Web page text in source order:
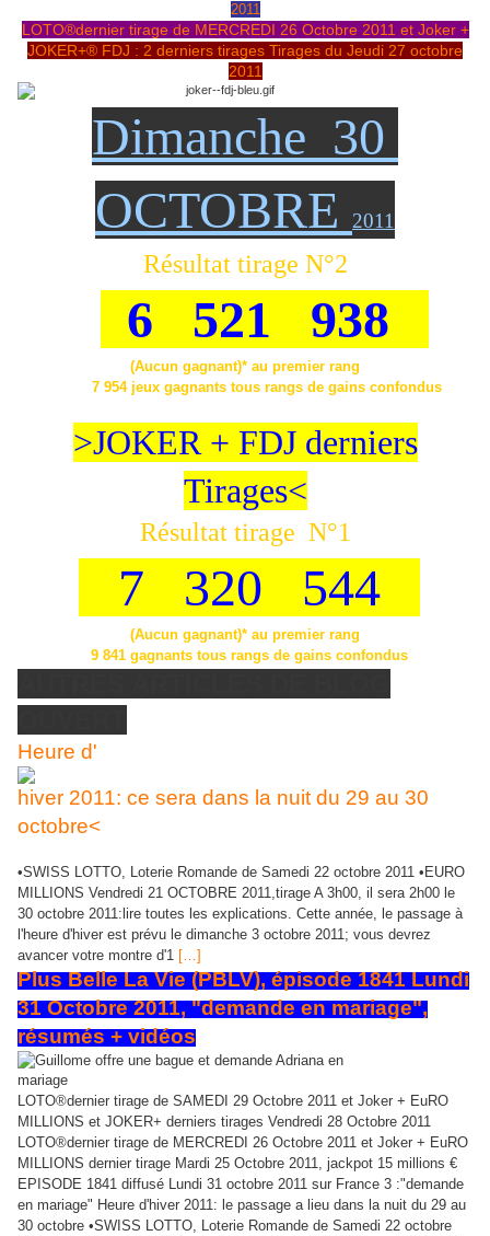
2011
LOTO®dernier tirage de MERCREDI 26 Octobre 2011 et Joker +
JOKER+® FDJ : 2 derniers tirages Tirages du Jeudi 27 octobre
2011
Dimanche 30
OCTOBRE
2011
Résultat tirage N°2
6 521 938
(Aucun gagnant)* au premier rang
7 954 jeux gagnants tous rangs de gains confondus
>JOKER + FDJ derniers
Tirages<
Résultat tirage N°1
7 320 544
(Aucun gagnant)* au premier rang
9 841 gagnants tous rangs de gains confondus
Heure d'
hiver 2011: ce sera dans la nuit du 29 au 30
octobre<
•SWISS LOTTO, Loterie Romande de Samedi 22 octobre 2011 •EURO
MILLIONS Vendredi 21 OCTOBRE 2011,tirage A 3h00, il sera 2h00 le
30 octobre 2011:lire toutes les explications. Cette année, le passage à
l'heure d'hiver est prévu le dimanche 3 octobre 2011; vous devrez
avancer votre montre d'1 […]
Plus Belle La Vie (PBLV), épisode 1841 Lundi
31 Octobre 2011, "demande en mariage",
résumés + vidéos
LOTO®dernier tirage de SAMEDI 29 Octobre 2011 et Joker + EuRO
MILLIONS et JOKER+ derniers tirages Vendredi 28 Octobre 2011
LOTO®dernier tirage de MERCREDI 26 Octobre 2011 et Joker + EuRO
MILLIONS dernier tirage Mardi 25 Octobre 2011, jackpot 15 millions €
EPISODE 1841 diffusé Lundi 31 octobre 2011 sur France 3 :"demande
en mariage" Heure d'hiver 2011: le passage a lieu dans la nuit du 29 au
30 octobre •SWISS LOTTO, Loterie Romande de Samedi 22 octobre